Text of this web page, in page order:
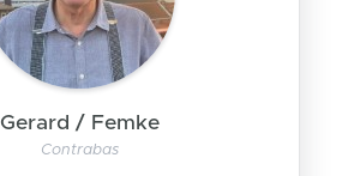
Gerard / Femke
Contrabas